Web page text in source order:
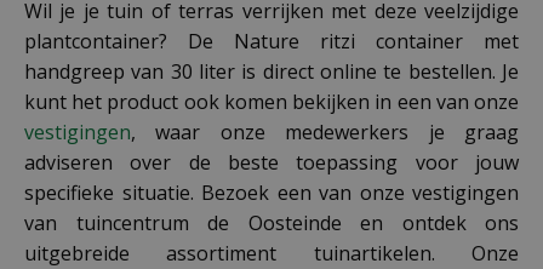
Wil je je tuin of terras verrijken met deze veelzijdige
plantcontainer? De Nature ritzi container met
handgreep van 30 liter is direct online te bestellen. Je
kunt het product ook komen bekijken in een van onze
vestigingen, waar onze medewerkers je graag
adviseren over de beste toepassing voor jouw
specifieke situatie. Bezoek een van onze vestigingen
van tuincentrum de Oosteinde en ontdek ons
uitgebreide assortiment tuinartikelen. Onze